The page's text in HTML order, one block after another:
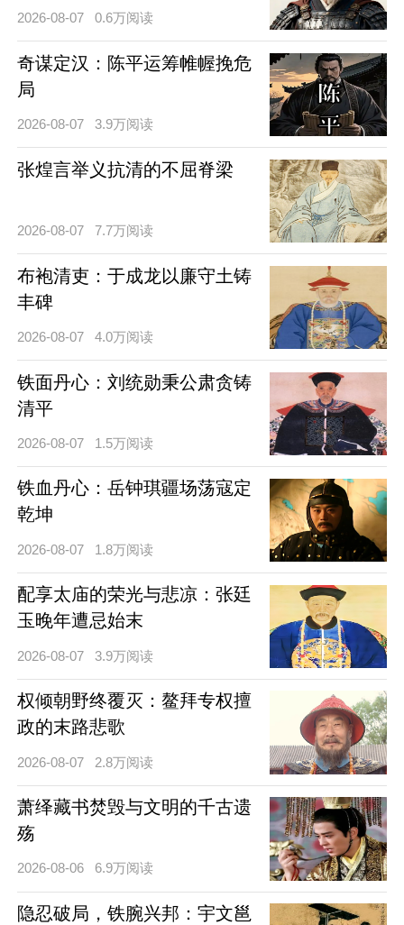
2026-08-07 0.6万阅读
奇谋定汉：陈平运筹帷幄挽危
局
2026-08-07 3.9万阅读
张煌言举义抗清的不屈脊梁
2026-08-07 7.7万阅读
布袍清吏：于成龙以廉守土铸
丰碑
2026-08-07 4.0万阅读
铁面丹心：刘统勋秉公肃贪铸
清平
2026-08-07 1.5万阅读
铁血丹心：岳钟琪疆场荡寇定
乾坤
2026-08-07 1.8万阅读
配享太庙的荣光与悲凉：张廷
玉晚年遭忌始末
2026-08-07 3.9万阅读
权倾朝野终覆灭：鳌拜专权擅
政的末路悲歌
2026-08-07 2.8万阅读
萧绎藏书焚毁与文明的千古遗
殇
2026-08-06 6.9万阅读
隐忍破局，铁腕兴邦：宇文邕